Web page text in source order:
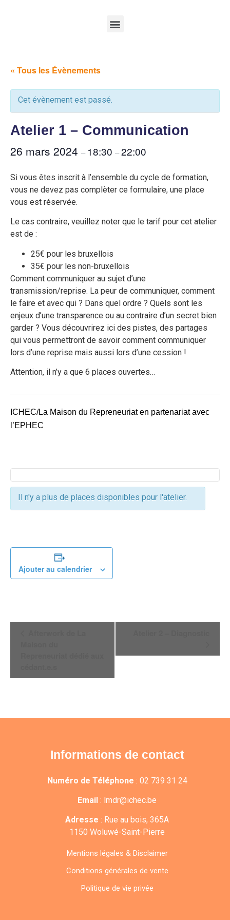
« Tous les Évènements
Cet évènement est passé.
Atelier 1 – Communication
26 mars 2024 – 18:30 –22:00
Si vous êtes inscrit à l’ensemble du cycle de formation,
vous ne devez pas complèter ce formulaire, une place
vous est réservée.
Le cas contraire, veuillez noter que le tarif pour cet atelier
est de :
25€ pour les bruxellois
35€ pour les non-bruxellois
Comment communiquer au sujet d’une
transmission/reprise. La peur de communiquer, comment
le faire et avec qui ? Dans quel ordre ? Quels sont les
enjeux d’une transparence ou au contraire d’un secret bien
garder ? Vous découvrirez ici des pistes, des partages
qui vous permettront de savoir comment communiquer
lors d’une reprise mais aussi lors d’une cession !
Attention, il n’y a que 6 places ouvertes…
ICHEC/La Maison du Repreneuriat en partenariat avec
l’EPHEC
Il n'y a plus de places disponibles pour l'atelier.
Ajouter au calendrier
Informations de contact
Numéro de Téléphone : 02 739 31 24
Email : lmdr@ichec.be
Adresse : Rue au bois, 365A
1150 Woluwé-Saint-Pierre
Mentions légales & Disclaimer
Conditions générales de vente
Politique de vie privée